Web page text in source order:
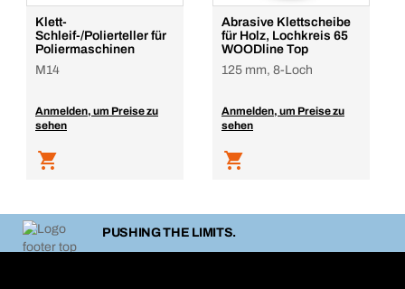
Klett-
Schleif-/Polierteller für
Poliermaschinen
M14
Anmelden, um Preise zu
sehen
Abrasive Klettscheibe
für Holz, Lochkreis 65
WOODline Top
125 mm, 8-Loch
Anmelden, um Preise zu
sehen
PUSHING THE LIMITS.